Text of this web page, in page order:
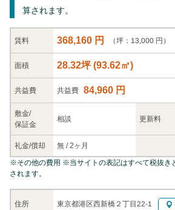
算されます。
賃料 368,160 円 （坪：13,000 円）
面積 28.32坪(93.62㎡)
共益費 共益費 84,960 円
敷金/
保証金
相談 更新料
礼金/償却 無 /2ヶ月
住所 東京都港区西新橋２丁目22-1
※その他の費用 ※当サイトの表記はすべて税抜き
されます。